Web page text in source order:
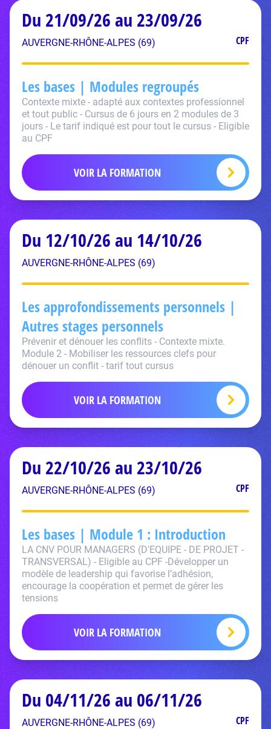
Du 21/09/26 au 23/09/26
AUVERGNE-RHÔNE-ALPES (69) CPF
Les bases | Modules regroupés
Contexte mixte - adapté aux contextes professionnel
et tout public - Cursus de 6 jours en 2 modules de 3
jours - Le tarif indiqué est pour tout le cursus - Eligible
au CPF
VOIR LA FORMATION
Du 12/10/26 au 14/10/26
AUVERGNE-RHÔNE-ALPES (69)
Les approfondissements personnels |
Autres stages personnels
Prévenir et dénouer les conflits - Contexte mixte.
Module 2 - Mobiliser les ressources clefs pour
dénouer un conflit - tarif tout cursus
VOIR LA FORMATION
Du 22/10/26 au 23/10/26
AUVERGNE-RHÔNE-ALPES (69) CPF
Les bases | Module 1 : Introduction
LA CNV POUR MANAGERS (D'EQUIPE - DE PROJET -
TRANSVERSAL) - Eligible au CPF -Développer un
modèle de leadership qui favorise l’adhésion,
encourage la coopération et permet de gérer les
tensions
VOIR LA FORMATION
Du 04/11/26 au 06/11/26
AUVERGNE-RHÔNE-ALPES (69) CPF